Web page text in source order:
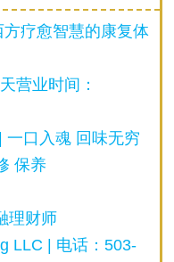
疗愈智慧的康复体
营业时间：
一口入魂 回味无穷
保养
理财师
LLC | 电话：503-